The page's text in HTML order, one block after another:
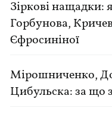
Зіркові нащадки:
Горбунова,
Єфросиніної
Мірошниченко,
Цибульска: за що